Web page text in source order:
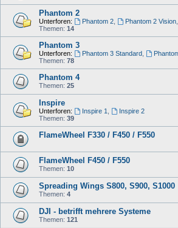
Phantom 2
Unterforen: Phantom 2, Phantom 2 Vision,
Themen: 14
Phantom 3
Unterforen: Phantom 3 Standard,
Themen: 78
Phantom 4
Themen: 25
Inspire
Unterforen: Inspire 1
Inspire 2
Themen: 39
FlameWheel F330 / F450 / F550
FlameWheel F450 / F550
Themen: 10
Spreading Wings S800, S900, S1000
Themen: 4
DJI - betrifft mehrere Systeme
Themen: 121